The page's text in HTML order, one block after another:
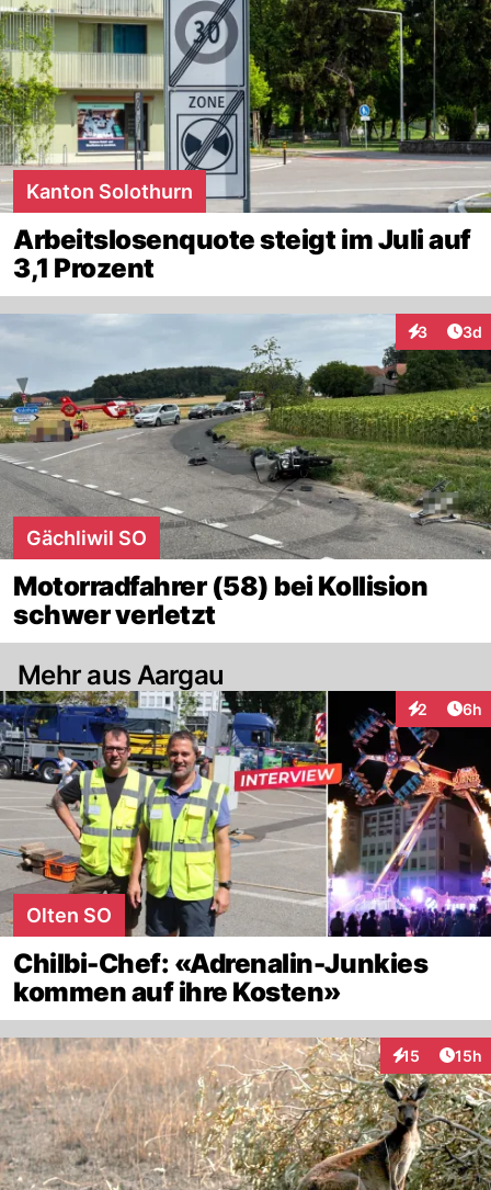
Kanton Solothurn
Arbeitslosenquote steigt im Juli auf
3,1 Prozent
3 3d
Gächliwil SO
Motorradfahrer (58) bei Kollision
schwer verletzt
Mehr aus Aargau
2 6h
Olten SO
Chilbi-Chef: «Adrenalin-Junkies
kommen auf ihre Kosten»
15
Interaktionen
15h